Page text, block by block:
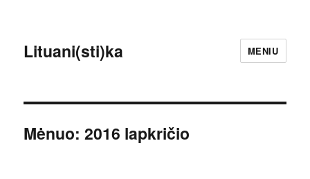
Lituani(sti)ka MENIU
Mėnuo:2016 lapkričio